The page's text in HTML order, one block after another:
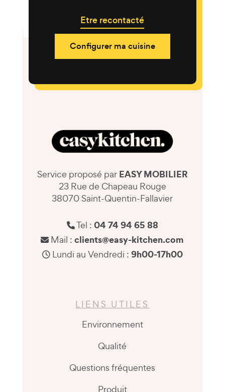
Etre recontacté
Configurer ma cuisine
Service proposé par EASY MOBILIER
23 Rue de Chapeau Rouge
38070 Saint-Quentin-Fallavier
Tel : 04 74 94 65 88
Mail :clients@easy-kitchen.com
Lundi au Vendredi : 9h00-17h00
LIENS UTILES
Environnement
Qualité
Questions fréquentes
Produit